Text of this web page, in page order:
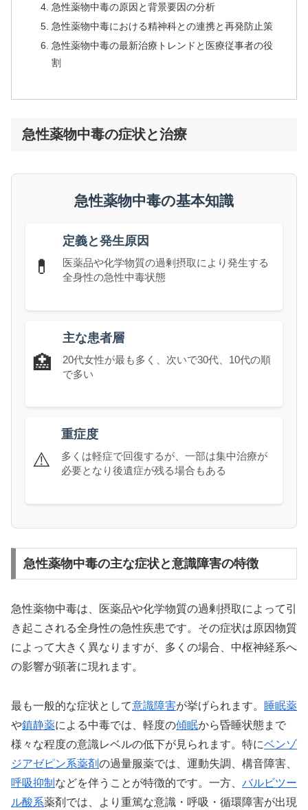
急性薬物中毒の原因と背景要因の分析
急性薬物中毒における精神科との連携と再発防止策
急性薬物中毒の最新治療トレンドと医療従事者の役
割
急性薬物中毒の症状と治療
急性薬物中毒の基本知識
💊
定義と発生原因
医薬品や化学物質の過剰摂取により発生する
全身性の急性中毒状態
🏥
主な患者層
20代女性が最も多く、次いで30代、10代の順
で多い
⚠️
重症度
多くは軽症で回復するが、一部は集中治療が
必要となり後遺症が残る場合もある
急性薬物中毒の主な症状と意識障害の特徴
急性薬物中毒は、医薬品や化学物質の過剰摂取によって引
き起こされる全身性の急性疾患です。その症状は原因物質
によって大きく異なりますが、多くの場合、中枢神経系へ
の影響が顕著に現れます。
最も一般的な症状として意識障害が挙げられます。
睡眠薬
や鎮静薬による中毒では、軽度の傾眠から昏睡状態まで
様々な程度の意識レベルの低下が見られます。特にベンゾ
ジアゼピン系薬剤の過量服薬では、運動失調、構音障害、
呼吸抑制 などを伴うことが特徴的です。一方、 バルビツー
ル酸系薬剤では、より重篤な意識・呼吸・循環障害が出現